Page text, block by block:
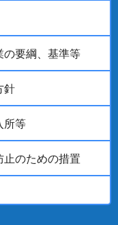
の要綱、基準等
針
所等
止のための措置